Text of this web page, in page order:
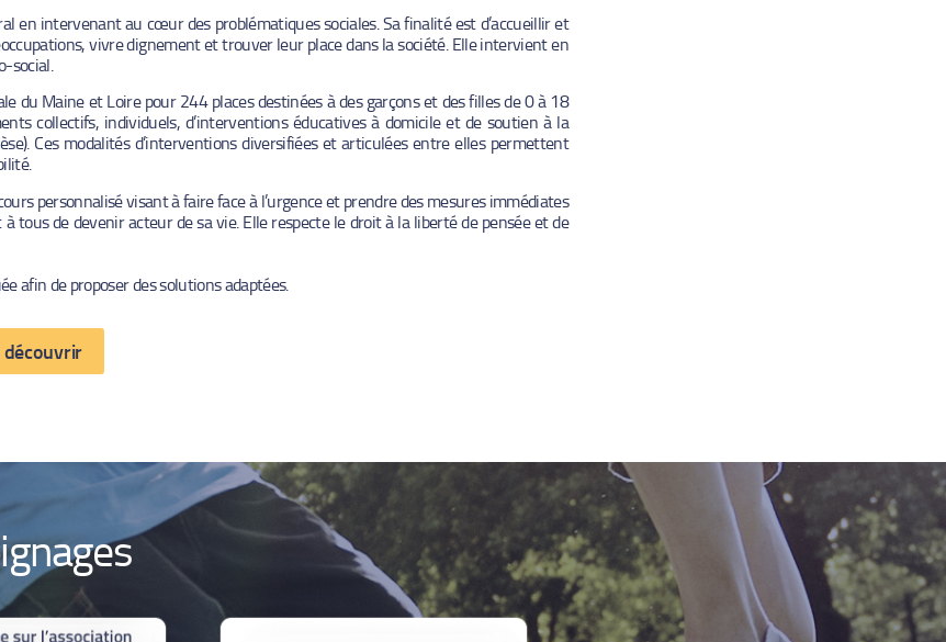
en intervenant au cœur des problématiques sociales. Sa finalité est d’accueillir et
vivre dignement et trouver leur place dans la société. Elle intervient en
social.
du Maine et Loire pour 244 places destinées à des garçons et des filles de 0 à 18
collectifs, individuels, d’interventions éducatives à domicile et de soutien à la
Ces modalités d’interventions diversifiées et articulées entre elles permettent
personnalisé visant à faire face à l’urgence et prendre des mesures immédiates
de devenir acteur de sa vie. Elle respecte le droit à la liberté de pensée et de
afin de proposer des solutions adaptées.
découvrir